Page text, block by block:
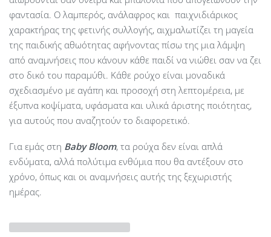
φαντασία. Ο λαμπερός, ανάλαφρος και παιχνιδιάρικος
χαρακτήρας της φετινής συλλογής, αιχμαλωτίζει τη μαγεία
της παιδικής αθωότητας αφήνοντας πίσω της μια λάμψη
από αναμνήσεις που κάνουν κάθε παιδί να νιώθει σαν να ζει
στο δικό του παραμύθι. Κάθε ρούχο είναι μοναδικά
σχεδιασμένο με αγάπη και προσοχή στη λεπτομέρεια, με
έξυπνα κοψίματα, υφάσματα και υλικά άριστης ποιότητας,
για αυτούς που αναζητούν το διαφορετικό.
Για εμάς στη Baby Bloom, τα ρούχα δεν είναι απλά
ενδύματα, αλλά πολύτιμα ενθύμια που θα αντέξουν στο
χρόνο, όπως και οι αναμνήσεις αυτής της ξεχωριστής
ημέρας.